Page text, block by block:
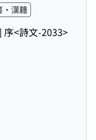
・漢籍
序<詩文-2033>